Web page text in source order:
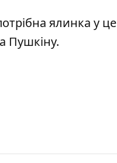
ялинка у
Пушкіну.